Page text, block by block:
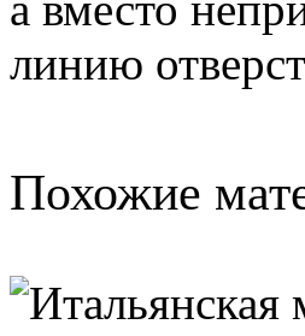
линию
Похожие